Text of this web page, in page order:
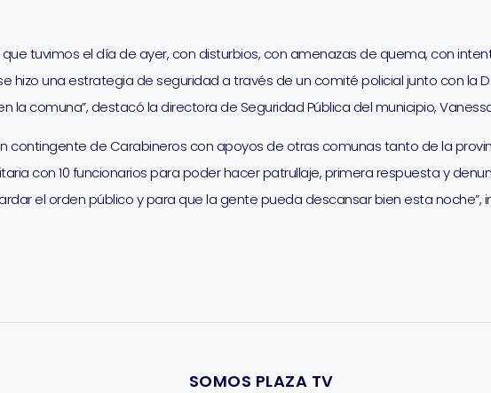
que tuvimos el día de ayer, con disturbios, con amenazas de quema, con
hizo una estrategia de seguridad a través de un comité policial junto con la
la comuna”, destacó la directora de Seguridad Pública del municipio,
contingente de Carabineros con apoyos de otras comunas tanto de la
con 10 funcionarios para poder hacer patrullaje, primera respuesta y
el orden público y para que la gente pueda descansar bien esta noche”,
SOMOS PLAZA TV